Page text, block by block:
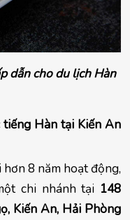
dẫn cho du lịch Hàn
Hàn tại Kiến An
8 năm hoạt động,
chi nhánh tại 148
Kiến An, Hải Phòng